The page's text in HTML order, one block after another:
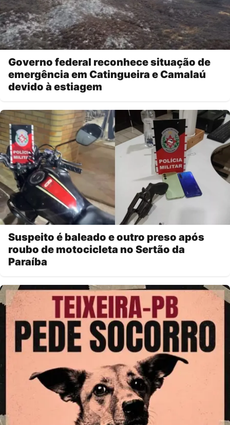
Governo federal reconhece situação de
emergência em Catingueira e Camalaú
devido à estiagem
Suspeito é baleado e outro preso após
roubo de motocicleta no Sertão da
Paraíba